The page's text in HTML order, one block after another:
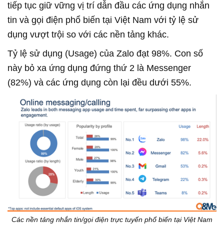
tiếp tục giữ vững vị trí dẫn đầu các ứng dụng nhắn
tin và gọi điện phổ biến tại Việt Nam với tỷ lệ sử
dụng vượt trội so với các nền tảng khác.
Tỷ lệ sử dụng (Usage) của Zalo đạt 98%. Con số
này bỏ xa ứng dụng đứng thứ 2 là Messenger
(82%) và các ứng dụng còn lại đều dưới 55%.
Các nền tảng nhắn tin/gọi điện trực tuyến phổ biến tại Việt Nam